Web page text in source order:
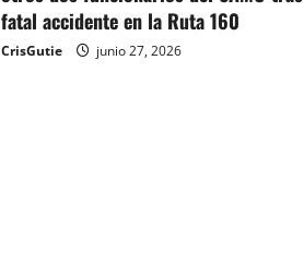
fatal accidente en la Ruta 160
CrisGutie junio 27, 2026